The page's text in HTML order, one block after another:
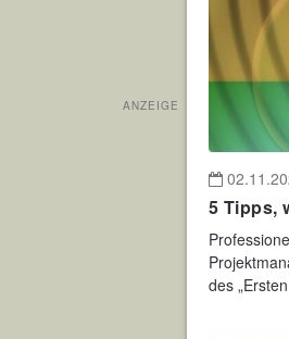
5 Tipps,
des
ANZEIGE